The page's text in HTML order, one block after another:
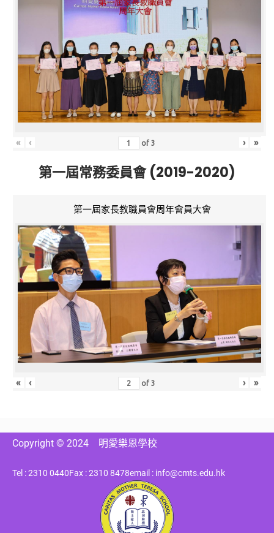
« ‹ of3 › »
第一屆常務委員會 (2019-2020)
第一屆家長教職員會周年會員大會
« ‹ of3 › »
Copyright © 2024 明愛樂恩學校
Tel : 2310 0440Fax : 2310 8478email : info@cmts.edu.hk